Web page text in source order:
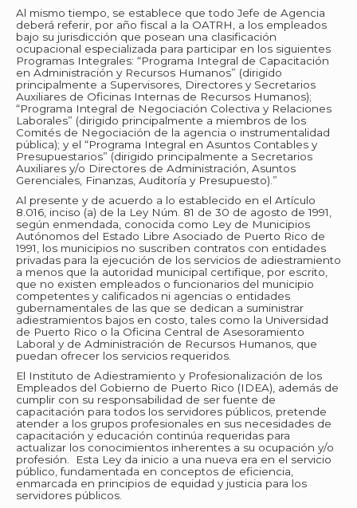
Al mismo tiempo, se establece que todo Jefe de Agencia
deberá referir, por año fiscal a la OATRH, a los empleados
bajo su jurisdicción que posean una clasificación
ocupacional especializada para participar en los siguientes
Programas Integrales: “Programa Integral de Capacitación
en Administración y Recursos Humanos” (dirigido
principalmente a Supervisores, Directores y Secretarios
Auxiliares de Oficinas Internas de Recursos Humanos);
“Programa Integral de Negociación Colectiva y Relaciones
Laborales” (dirigido principalmente a miembros de los
Comités de Negociación de la agencia o instrumentalidad
pública); y el “Programa Integral en Asuntos Contables y
Presupuestarios” (dirigido principalmente a Secretarios
Auxiliares y/o Directores de Administración, Asuntos
Gerenciales, Finanzas, Auditoría y Presupuesto).”
Al presente y de acuerdo a lo establecido en el Artículo
8.016, inciso (a) de la Ley Núm. 81 de 30 de agosto de 1991,
según enmendada, conocida como Ley de Municipios
Autónomos del Estado Libre Asociado de Puerto Rico de
1991, los municipios no suscriben contratos con entidades
privadas para la ejecución de los servicios de adiestramiento
a menos que la autoridad municipal certifique, por escrito,
que no existen empleados o funcionarios del municipio
competentes y calificados ni agencias o entidades
gubernamentales de las que se dedican a suministrar
adiestramientos bajos en costo, tales como la Universidad
de Puerto Rico o la Oficina Central de Asesoramiento
Laboral y de Administración de Recursos Humanos, que
puedan ofrecer los servicios requeridos.
El Instituto de Adiestramiento y Profesionalización de los
Empleados del Gobierno de Puerto Rico (IDEA), además de
cumplir con su responsabilidad de ser fuente de
capacitación para todos los servidores públicos, pretende
atender a los grupos profesionales en sus necesidades de
capacitación y educación continúa requeridas para
actualizar los conocimientos inherentes a su ocupación y/o
profesión. Esta Ley da inicio a una nueva era en el servicio
público, fundamentada en conceptos de eficiencia,
enmarcada en principios de equidad y justicia para los
servidores públicos.